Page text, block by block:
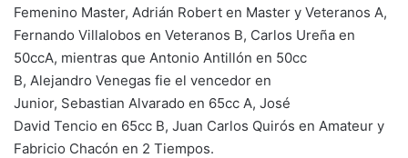
Femenino Master, Adrián Robert en Master y Veteranos A,
Fernando Villalobos en Veteranos B, Carlos Ureña en
50ccA, mientras que Antonio Antillón en 50cc
B, Alejandro Venegas fie el vencedor en
Junior, Sebastian Alvarado en 65cc A, José
David Tencio en 65cc B, Juan Carlos Quirós en Amateur y
Fabricio Chacón en 2 Tiempos.